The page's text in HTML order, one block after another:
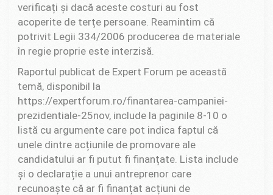
verificați și dacă aceste costuri au fost
acoperite de terțe persoane. Reamintim că
potrivit Legii 334/2006 producerea de materiale
în regie proprie este interzisă.
Raportul publicat de Expert Forum pe această
temă, disponibil la
https://expertforum.ro/finantarea-campaniei-
prezidentiale-25nov, include la paginile 8-10 o
listă cu argumente care pot indica faptul că
unele dintre acțiunile de promovare ale
candidatului ar fi putut fi finanțate. Lista include
și o declarație a unui antreprenor care
recunoaște că ar fi finanțat acțiuni de